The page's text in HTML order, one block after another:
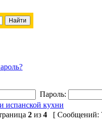
Пароль:
испанской кухни
2 из 4 [ Сообщений: